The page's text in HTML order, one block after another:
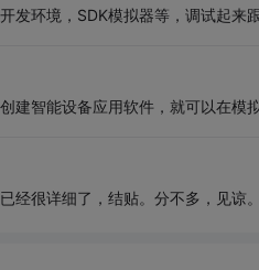
发环境，SDK模拟器等，调试起来
建智能设备应用软件，就可以在模
经很详细了，结贴。分不多，见谅。